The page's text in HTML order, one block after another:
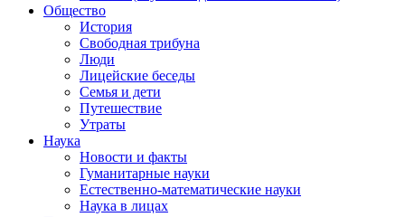
Общество
История
Свободная трибуна
Люди
Лицейские беседы
Семья и дети
Путешествие
Утраты
Наука
Новости и факты
Гуманитарные науки
Естественно-математические науки
Наука в лицах